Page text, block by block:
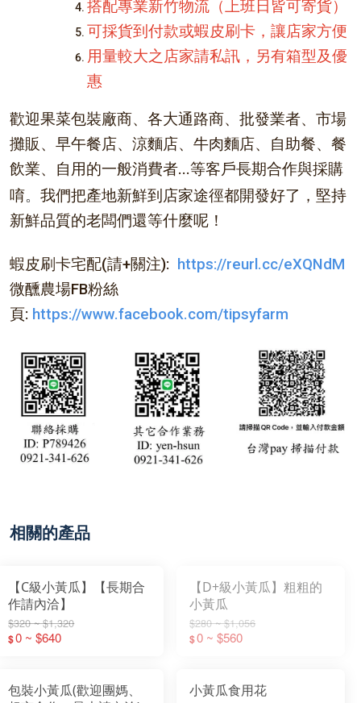
搭配專業新竹物流（上班日皆可寄貨）
可採貨到付款或蝦皮刷卡，讓店家方便
用量較大之店家請私訊，另有箱型及優
惠
歡迎果菜包裝廠商、各大通路商、批發業者、市場
攤販、早午餐店、涼麵店、牛肉麵店、自助餐、餐
飲業、自用的一般消費者...等客戶長期合作與採購
唷。 我們把產地新鮮到店家途徑都開發好了，堅持
新鮮品質的老闆們還等什麼呢！
蝦皮刷卡宅配(請+關注): https://reurl.cc/eXQNdM
微醺農場FB粉絲
頁: https://www.facebook.com/tipsyfarm
相關的產品
【C級小黃瓜】【長期合
作請內洽】
$320 ~ $1,320
$0 ~ $640
【D+級小黃瓜】粗粗的
小黃瓜
$280 ~ $1,056
$0 ~ $560
包裝小黃瓜(歡迎團媽、
小黃瓜食用花